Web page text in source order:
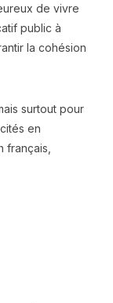
de vivre
public à
la cohésion
surtout pour
en
français,